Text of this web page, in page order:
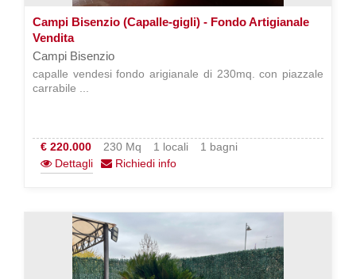
Campi Bisenzio (Capalle-gigli) - Fondo Artigianale
Vendita
Campi Bisenzio
capalle vendesi fondo arigianale di 230mq. con piazzale
carrabile ...
€ 220.000 230 Mq 1 locali
1 bagni
Dettagli
Richiedi info